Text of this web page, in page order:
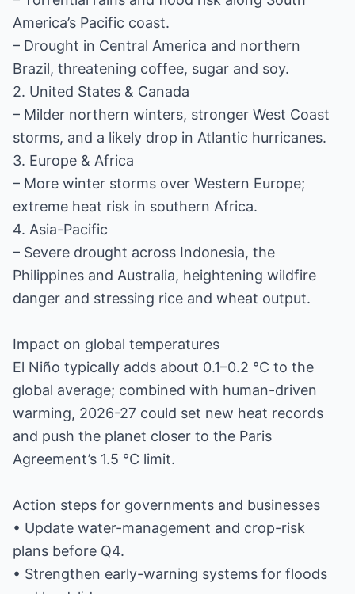
America’s Pacific coast.
– Drought in Central America and northern
Brazil, threatening coffee, sugar and soy.
2. United States & Canada
– Milder northern winters, stronger West Coast
storms, and a likely drop in Atlantic hurricanes.
3. Europe & Africa
– More winter storms over Western Europe;
extreme heat risk in southern Africa.
4. Asia-Pacific
– Severe drought across Indonesia, the
Philippines and Australia, heightening wildfire
danger and stressing rice and wheat output.
Impact on global temperatures
El Niño typically adds about 0.1–0.2 °C to the
global average; combined with human-driven
warming, 2026-27 could set new heat records
and push the planet closer to the Paris
Agreement’s 1.5 °C limit.
Action steps for governments and businesses
• Update water-management and crop-risk
plans before Q4.
• Strengthen early-warning systems for floods